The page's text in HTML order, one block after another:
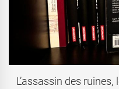
L’assassin des